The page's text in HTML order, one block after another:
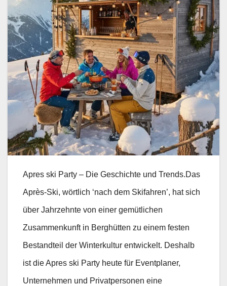
Apres ski Party – Die Geschichte und Trends.Das
Après-Ski, wörtlich ‘nach dem Skifahren’, hat sich
über Jahrzehnte von einer gemütlichen
Zusammenkunft in Berghütten zu einem festen
Bestandteil der Winterkultur entwickelt. Deshalb
ist die Apres ski Party heute für Eventplaner,
Unternehmen und Privatpersonen eine